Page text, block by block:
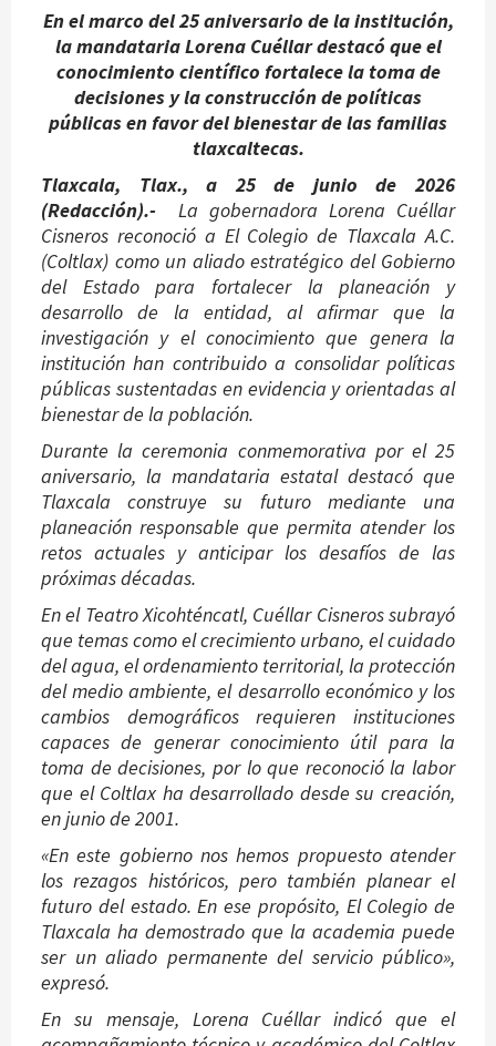
En el marco del 25 aniversario de la institución,
la mandataria Lorena Cuéllar destacó que el
conocimiento científico fortalece la toma de
decisiones y la construcción de políticas
públicas en favor del bienestar de las familias
tlaxcaltecas.
Tlaxcala, Tlax., a 25 de junio de 2026
(Redacción).- La gobernadora Lorena Cuéllar
Cisneros reconoció a El Colegio de Tlaxcala A.C.
(Coltlax) como un aliado estratégico del Gobierno
del Estado para fortalecer la planeación y
desarrollo de la entidad, al afirmar que la
investigación y el conocimiento que genera la
institución han contribuido a consolidar políticas
públicas sustentadas en evidencia y orientadas al
bienestar de la población.
Durante la ceremonia conmemorativa por el 25
aniversario, la mandataria estatal destacó que
Tlaxcala construye su futuro mediante una
planeación responsable que permita atender los
retos actuales y anticipar los desafíos de las
próximas décadas.
En el Teatro Xicohténcatl, Cuéllar Cisneros subrayó
que temas como el crecimiento urbano, el cuidado
del agua, el ordenamiento territorial, la protección
del medio ambiente, el desarrollo económico y los
cambios demográficos requieren instituciones
capaces de generar conocimiento útil para la
toma de decisiones, por lo que reconoció la labor
que el Coltlax ha desarrollado desde su creación,
en junio de 2001.
«En este gobierno nos hemos propuesto atender
los rezagos históricos, pero también planear el
futuro del estado. En ese propósito, El Colegio de
Tlaxcala ha demostrado que la academia puede
ser un aliado permanente del servicio público»,
expresó.
En su mensaje, Lorena Cuéllar indicó que el